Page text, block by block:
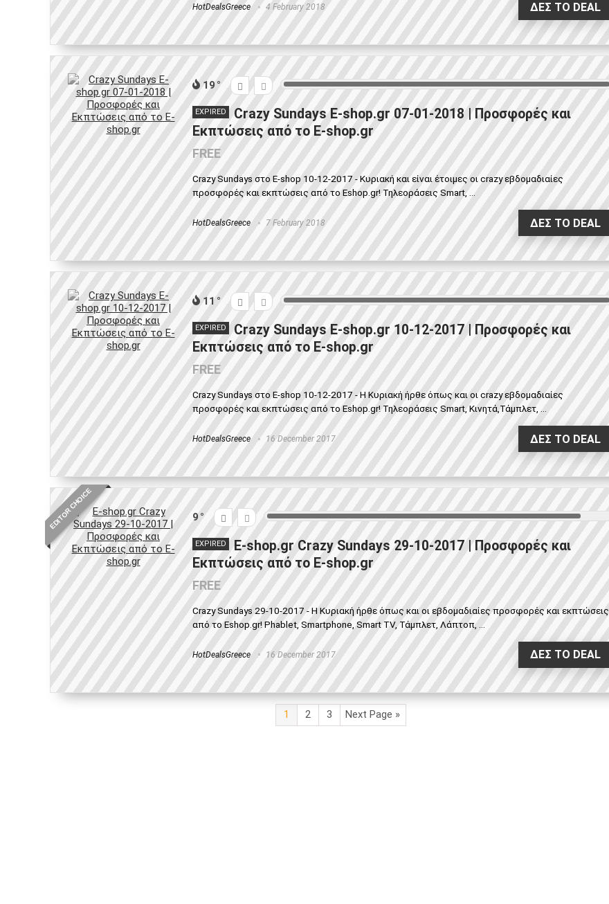
HotDealsGreece 4 February 2018 ΔΕΣ ΤΟ DEAL
19
EXPIRED
Crazy Sundays E-shop.gr 07-01-2018 | Προσφορές και
Εκπτώσεις από το E-shop.gr
FREE
Crazy Sundays στο E-shop 10-12-2017 - Κυριακή και είναι έτοιμες οι crazy εβδομαδιαίες
προσφορές και εκπτώσεις από το Eshop.gr! Τηλεοράσεις Smart, ...
HotDealsGreece 7 February 2018 ΔΕΣ ΤΟ DEAL
11
EXPIRED
Crazy Sundays E-shop.gr 10-12-2017 | Προσφορές και
Εκπτώσεις από το E-shop.gr
FREE
Crazy Sundays στο E-shop 10-12-2017 - Η Κυριακή ήρθε όπως και οι crazy εβδομαδιαίες
προσφορές και εκπτώσεις από το Eshop.gr! Τηλεοράσεις Smart, Κινητά,Τάμπλετ, ...
HotDealsGreece 16 December 2017 ΔΕΣ ΤΟ DEAL
EDITOR CHOICE 9
EXPIRED
E-shop.gr Crazy Sundays 29-10-2017 | Προσφορές και
Εκπτώσεις από το E-shop.gr
FREE
Crazy Sundays 29-10-2017 - Η Κυριακή ήρθε όπως και οι εβδομαδιαίες προσφορές και εκπτώσεις
από το Eshop.gr! Phablet, Smartphone, Smart TV, Τάμπλετ, Λάπτοπ, ...
HotDealsGreece 16 December 2017 ΔΕΣ ΤΟ DEAL
1 2 3 Next Page »